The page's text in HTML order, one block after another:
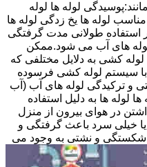
لوله ها لوله
لوله ها یخ زدگی لوله ها
استفاده طولانی مدت گرفتگی
لوله های آب می شود.ممکن
کشی به دلایل مختلفی که
با سیستم لوله کشی فرسوده
و ترکیدگی لوله های آب (آب
لوله ها به دلیل استفاده
در هوای بیرون از منزل
خیلی سرد باعث گرفتگی و
شکستگی و نشتی به وجود می